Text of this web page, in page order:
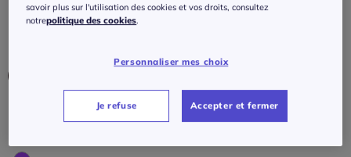
savoir plus sur l'utilisation des cookies et vos droits, consultez
notrepolitique des cookies
Personnaliser mes choix
Je refuse Accepter et fermer